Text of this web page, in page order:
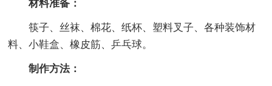
材料准备：
筷子、丝袜、棉花、纸杯、塑料叉子、各种装饰材
料、小鞋盒、橡皮筋、乒乓球。
制作方法：